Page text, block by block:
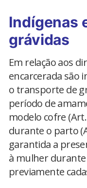
Indígenas
grávidas
Em relação aos
encarcerada são
o transporte de
período de
modelo cofre
durante o parto
garantida a
à mulher
previamente